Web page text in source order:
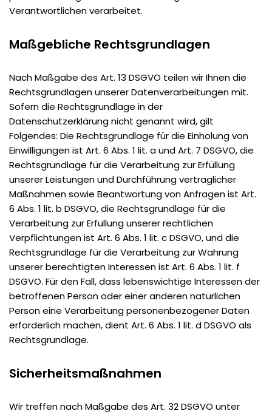
Verantwortlichen verarbeitet.
Maßgebliche Rechtsgrundlagen
Nach Maßgabe des Art. 13 DSGVO teilen wir Ihnen die
Rechtsgrundlagen unserer Datenverarbeitungen mit.
Sofern die Rechtsgrundlage in der
Datenschutzerklärung nicht genannt wird, gilt
Folgendes: Die Rechtsgrundlage für die Einholung von
Einwilligungen ist Art. 6 Abs. 1 lit. a und Art. 7 DSGVO, die
Rechtsgrundlage für die Verarbeitung zur Erfüllung
unserer Leistungen und Durchführung vertraglicher
Maßnahmen sowie Beantwortung von Anfragen ist Art.
6 Abs. 1 lit. b DSGVO, die Rechtsgrundlage für die
Verarbeitung zur Erfüllung unserer rechtlichen
Verpflichtungen ist Art. 6 Abs. 1 lit. c DSGVO, und die
Rechtsgrundlage für die Verarbeitung zur Wahrung
unserer berechtigten Interessen ist Art. 6 Abs. 1 lit. f
DSGVO. Für den Fall, dass lebenswichtige Interessen der
betroffenen Person oder einer anderen natürlichen
Person eine Verarbeitung personenbezogener Daten
erforderlich machen, dient Art. 6 Abs. 1 lit. d DSGVO als
Rechtsgrundlage.
Sicherheitsmaßnahmen
Wir treffen nach Maßgabe des Art. 32 DSGVO unter